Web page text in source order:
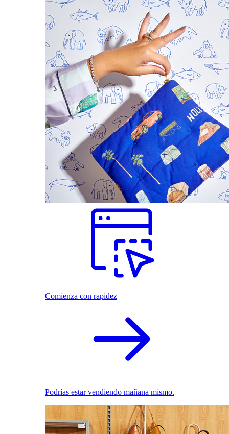
Comienza con rapidez
Podrías estar vendiendo mañana mismo.